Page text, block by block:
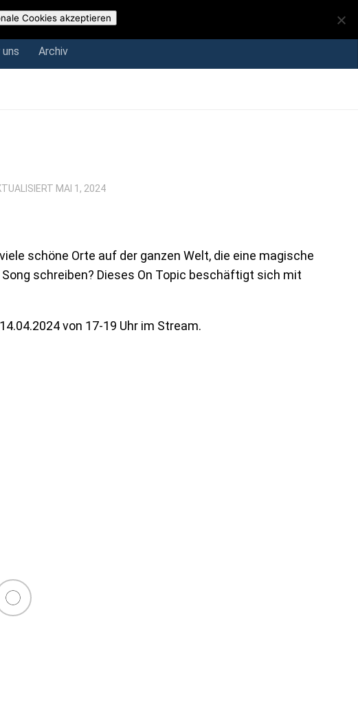
Archiv
Archiv
MAI 1, 2024
schöne Orte auf der ganzen Welt, die eine magische
schreiben? Dieses On Topic beschäftigt sich mit
von 17-19 Uhr im Stream.
Cookies akzeptieren